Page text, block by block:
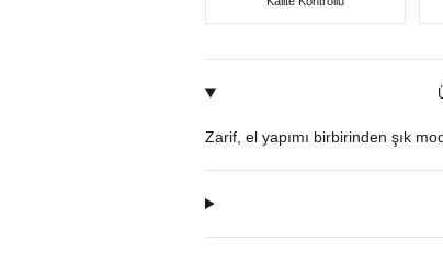
Zarif, el yapımı birbirinden şık